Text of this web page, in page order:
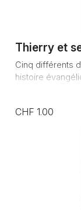
Thierry et
Cinq différents
histoire
CHF 1.00